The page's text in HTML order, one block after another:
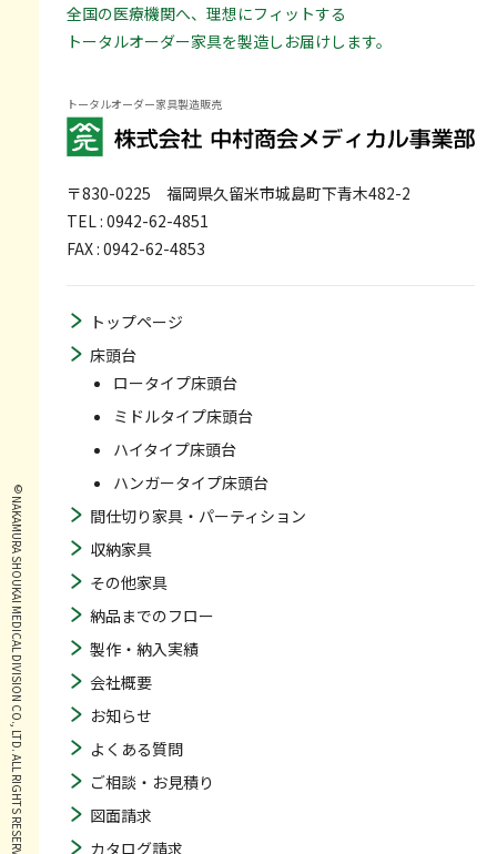
全国の医療機関へ、理想にフィットする
トータルオーダー家具を製造しお届けします。
トータルオーダー家具製造販売
〒830-0225 福岡県久留米市城島町下青木482-2
TEL : 0942-62-4851
FAX : 0942-62-4853
トップページ
床頭台
ロータイプ床頭台
ミドルタイプ床頭台
ハイタイプ床頭台
ハンガータイプ床頭台
間仕切り家具・パーティション
収納家具
その他家具
納品までのフロー
製作・納入実績
会社概要
お知らせ
よくある質問
ご相談・お見積り
図面請求
カタログ請求
© NAKAMURA SHOUKAI MEDICAL DIVISION CO., LTD. ALL RIGHTS RESERVED.